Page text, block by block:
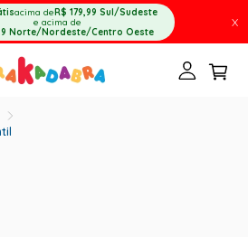
acima deR$ 179,99 Sul/Sudeste
e acima de
Norte/Nordeste/Centro Oeste
X